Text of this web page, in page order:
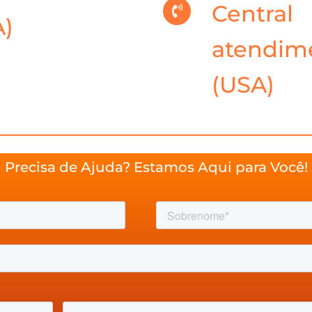
Central
(USA)
Precisa de Ajuda? Estamos Aqui para Você!